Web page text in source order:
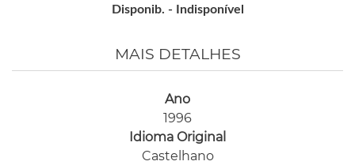
Disponib. -
Indisponível
MAIS DETALHES
Ano
1996
Idioma Original
Castelhano